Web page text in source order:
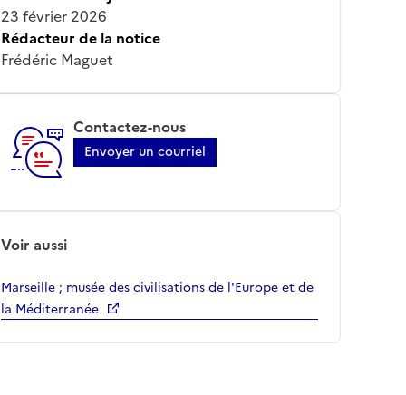
23 février 2026
Rédacteur de la notice
Frédéric Maguet
Contactez-nous
Envoyer un courriel
Voir aussi
Marseille ; musée des civilisations de l'Europe et de
la Méditerranée